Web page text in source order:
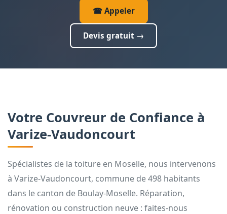
☎ Appeler
Devis gratuit →
Votre Couvreur de Confiance à
Varize-Vaudoncourt
Spécialistes de la toiture en Moselle, nous intervenons
à Varize-Vaudoncourt, commune de 498 habitants
dans le canton de Boulay-Moselle. Réparation,
rénovation ou construction neuve : faites-nous